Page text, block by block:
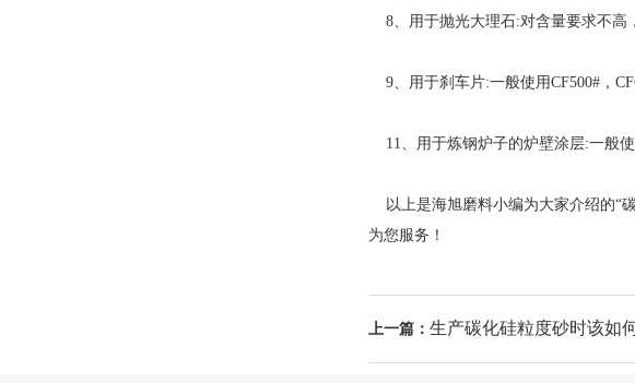
8、用于抛光大理石:对含量要求不高
9、用于刹车片:一般使用CF500#，
11、用于炼钢炉子的炉壁涂层:一般使
以上是海旭磨料小编为大家介绍的“
为您服务！
上一篇： 生产碳化硅粒度砂时该如